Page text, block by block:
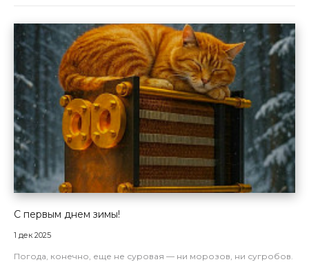
С первым днем зимы!
1 дек 2025
Погода, конечно, еще не суровая — ни морозов, ни сугробов.